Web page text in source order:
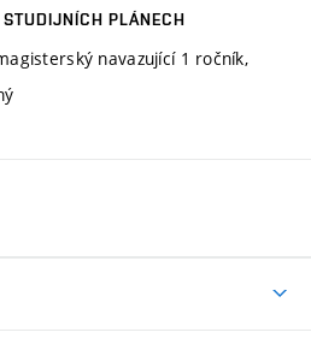
PLÁNECH
navazující 1 ročník,